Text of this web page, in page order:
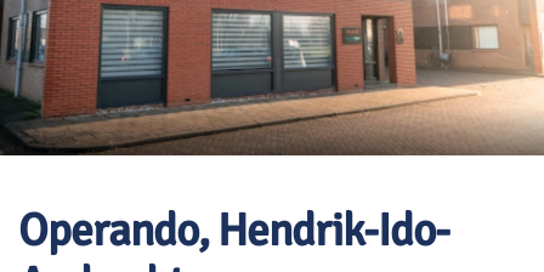
Operando, Hendrik-Ido-